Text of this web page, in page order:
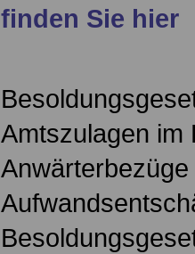
finden Sie hier
Amtszulagen im